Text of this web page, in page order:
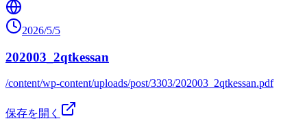
2026/5/5
202003_2qtkessan
/content/wp-content/uploads/post/3303/202003_2qtkessan.pdf
保存を開く